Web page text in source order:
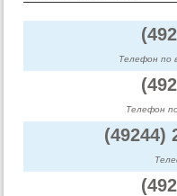
Телефон по
Телефон
(49244)